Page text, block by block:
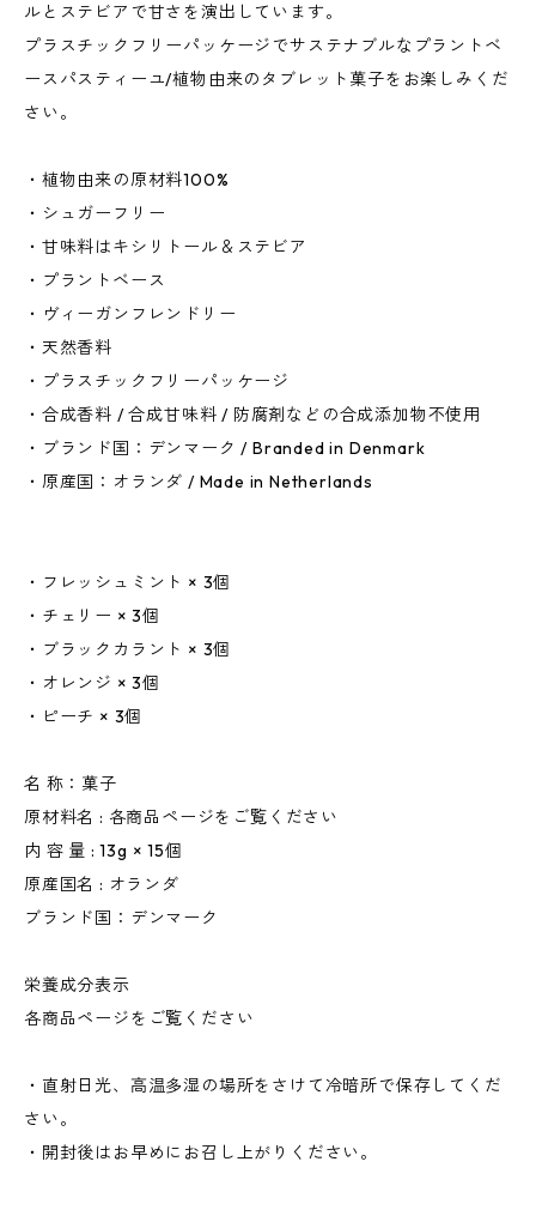
ルとステビアで甘さを演出しています。
プラスチックフリーパッケージでサステナブルなプラントベ
ースパスティーユ/植物由来のタブレット菓子をお楽しみくだ
さい。
・植物由来の原材料100%
・シュガーフリー
・甘味料はキシリトール＆ステビア
・プラントベース
・ヴィーガンフレンドリー
・天然香料
・プラスチックフリーパッケージ
・合成香料 / 合成甘味料 / 防腐剤などの合成添加物不使用
・ブランド国：デンマーク / Branded in Denmark
・原産国：オランダ / Made in Netherlands
・フレッシュミント × 3個
・チェリー × 3個
・ブラックカラント × 3個
・オレンジ × 3個
・ピーチ × 3個
名 称：菓子
原材料名 : 各商品ページをご覧ください
内 容 量 : 13g × 15個
原産国名 : オランダ
ブランド国：デンマーク
栄養成分表示
各商品ページをご覧ください
・直射日光、高温多湿の場所をさけて冷暗所で保存してくだ
さい。
・開封後はお早めにお召し上がりください。